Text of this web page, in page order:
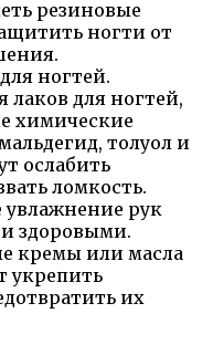
резиновые
ногти от
ногтей.
лаков для ногтей,
химические
толуол и
ослабить
ломкость.
увлажнение рук
здоровыми.
кремы или масла
укрепить
их